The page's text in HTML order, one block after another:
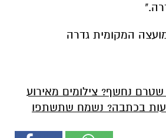
המקומית גדרה
נחשף? צילומים מאירוע
בכתבה? נשמח שתשתפו